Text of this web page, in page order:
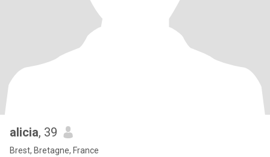
alicia, 39
Brest, Bretagne, France